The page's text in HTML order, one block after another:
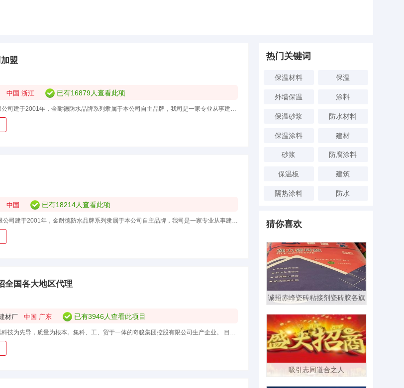
盟
中国 浙江 已有16879人查看此项
目 公司简介广州市誉川防水建材有限公司建于2001年，金耐德防水品牌系列隶属于本公司自主品牌，我司是一家专业从事建筑防水的技术研
中国 已有18214人查看此项
目 公司简介 广州市誉川防水建材有限公司建于2001年，金耐德防水品牌系列隶属于本公司自主品牌，我司是一家专业从事建筑防水的技术
全国各大地区代理
材厂 中国 广东 已有3946人查看此项目
广州金斯盾建材有限公司是一家以科技为先导，质量为根本。集科、工、贸于一体的奇骏集团控股有限公司生产企业。 目前本公司自行
热门关键词
保温材料 保温
外墙保温 涂料
保温砂浆 防水材料
保温涂料 建材
砂浆 防腐涂料
保温板 建筑
隔热涂料 防水
猜你喜欢
诚招赤峰瓷砖粘接剂瓷砖胶各旗
吸引志同道合之人